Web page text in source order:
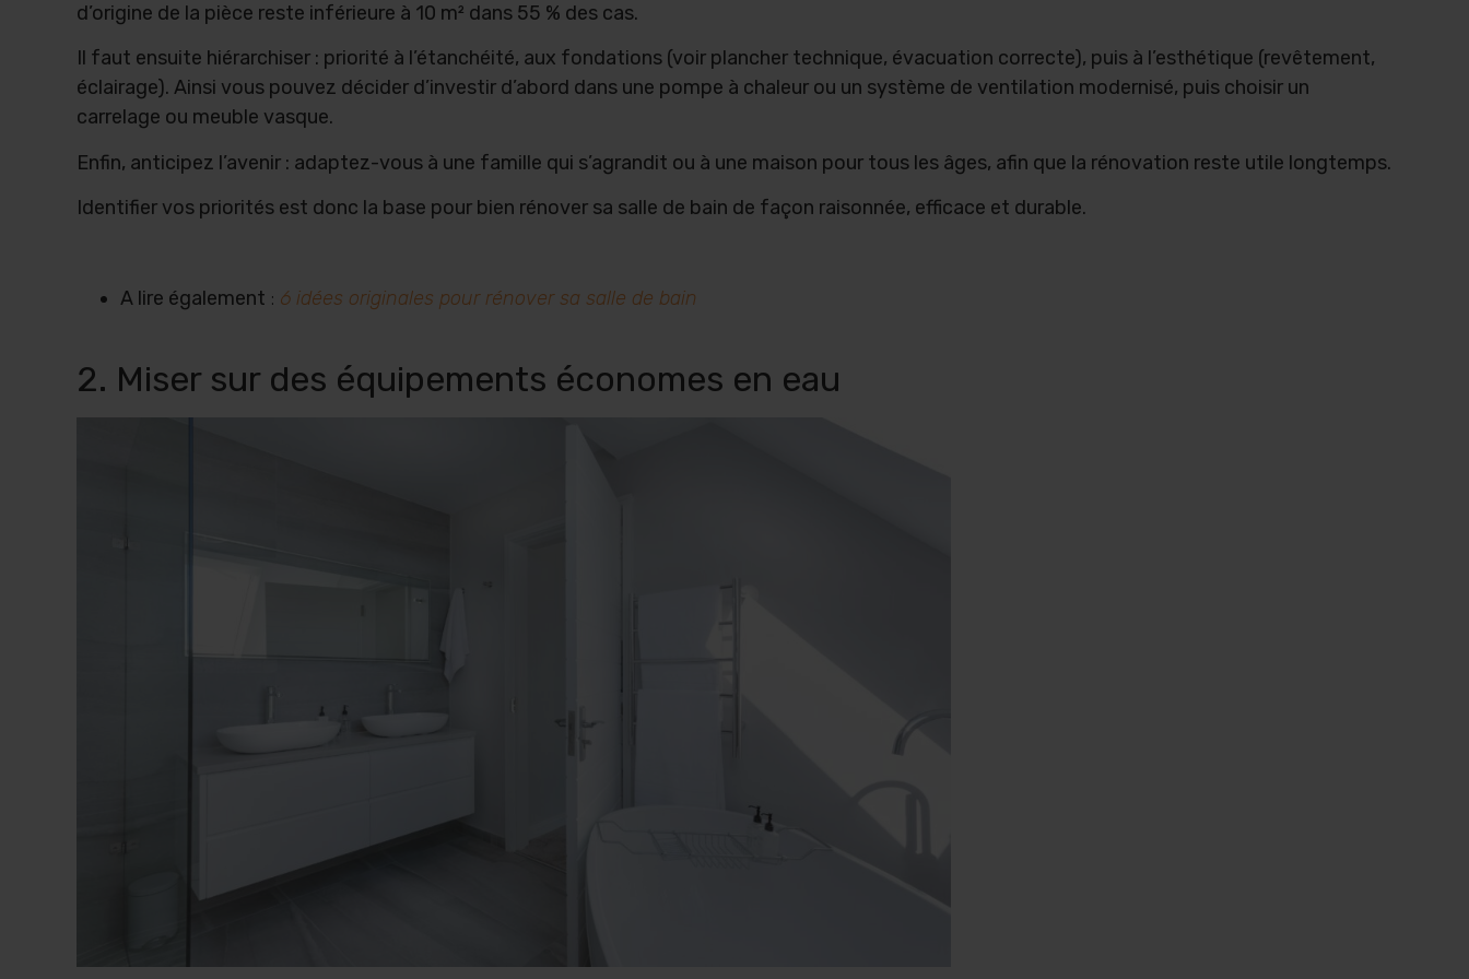
d’origine de la pièce reste inférieure à 10 m² dans 55 % des cas.
Il faut ensuite hiérarchiser : priorité à l’étanchéité, aux fondations (voir plancher technique, évacuation correcte), puis à l’esthétique (revêtement,
éclairage). Ainsi vous pouvez décider d’investir d’abord dans une pompe à chaleur ou un système de ventilation modernisé, puis choisir un
carrelage ou meuble vasque.
Enfin, anticipez l’avenir : adaptez-vous à une famille qui s’agrandit ou à une maison pour tous les âges, afin que la rénovation reste utile longtemps.
Identifier vos priorités est donc la base pour bien rénover sa salle de bain de façon raisonnée, efficace et durable.
A lire également : 6 idées originales pour rénover sa salle de bain
2. Miser sur des équipements économes en eau